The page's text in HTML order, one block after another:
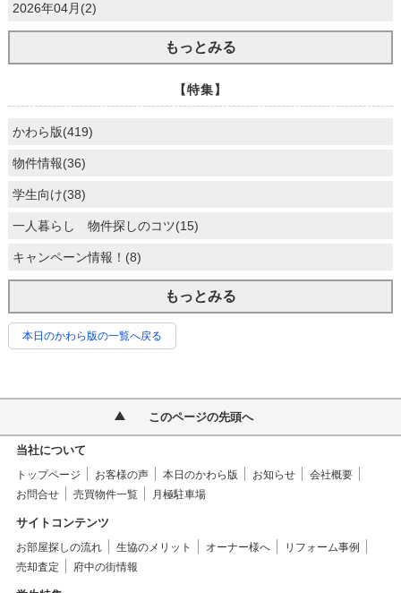
2026年04月(2)
もっとみる
【特集】
かわら版(419)
物件情報(36)
学生向け(38)
一人暮らし 物件探しのコツ(15)
キャンペーン情報！(8)
もっとみる
本日のかわら版の一覧へ戻る
このページの先頭へ
当社について
トップページ お客様の声 本日のかわら版 お知らせ
会社概要
お問合せ
売買物件一覧 月極駐車場
サイトコンテンツ
お部屋探しの流れ 生協のメリット オーナー様へ
リフォーム事例
売却査定
府中の街情報